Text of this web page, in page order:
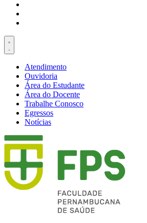
Atendimento
Ouvidoria
Área do Estudante
Área do Docente
Trabalhe Conosco
Egressos
Notícias